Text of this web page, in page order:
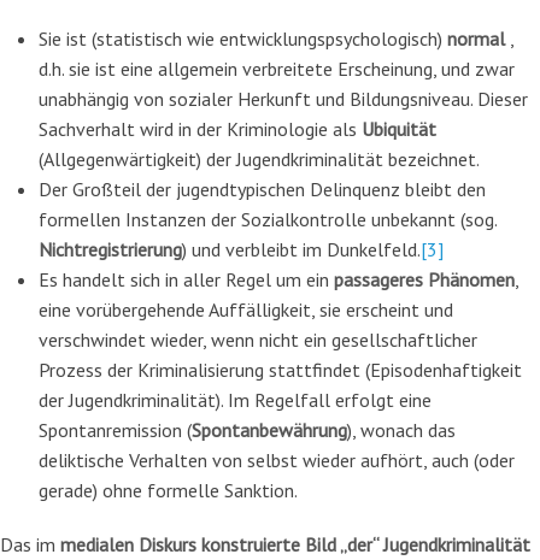
Sie ist (statistisch wie entwicklungspsychologisch) normal,
d.h. sie ist eine allgemein verbreitete Erscheinung, und zwar
unabhängig von sozialer Herkunft und Bildungsniveau. Dieser
Sachverhalt wird in der Kriminologie als Ubiquität
(Allgegenwärtigkeit) der Jugendkriminalität bezeichnet.
Der Großteil der jugendtypischen Delinquenz bleibt den
formellen Instanzen der Sozialkontrolle unbekannt (sog.
Nichtregistrierung) und verbleibt im Dunkelfeld.[3]
Es handelt sich in aller Regel um ein passageres Phänomen
eine vorübergehende Auffälligkeit, sie erscheint und
verschwindet wieder, wenn nicht ein gesellschaftlicher
Prozess der Kriminalisierung stattfindet (Episodenhaftigkeit
der Jugendkriminalität). Im Regelfall erfolgt eine
Spontanremission (Spontanbewährung), wonach das
deliktische Verhalten von selbst wieder aufhört, auch (oder
gerade) ohne formelle Sanktion.
Das im medialen Diskurs konstruierte Bild „der“ Jugendkriminalität